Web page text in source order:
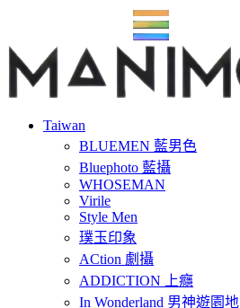
Taiwan
BLUEMEN 藍男色
Bluephoto 藍攝
WHOSEMAN
Virile
Style Men
璞玉印象
ACtion 劇攝
ADDICTION 上癮
In Wonderland 男神遊園地